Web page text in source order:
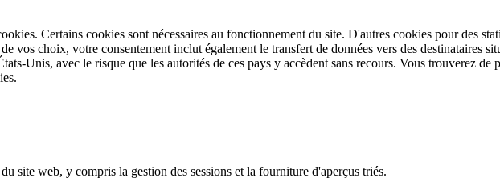
Certains cookies sont nécessaires au fonctionnement du site. D'autres cookies pour des
choix, votre consentement inclut également le transfert de données vers des destinataires
Unis, avec le risque que les autorités de ces pays y accèdent sans recours. Vous trouverez de
site web, y compris la gestion des sessions et la fourniture d'aperçus triés.